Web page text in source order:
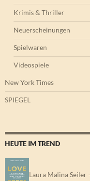
Krimis & Thriller
Neuerscheinungen
Spielwaren
Videospiele
New York Times
SPIEGEL
HEUTE IM TREND
Laura Malina Seiler